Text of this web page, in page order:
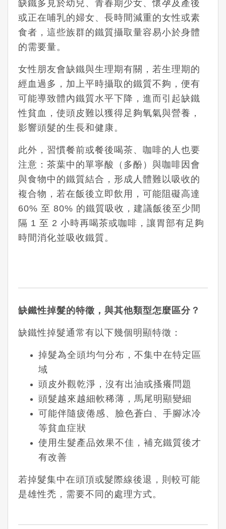
缺鐵多見於幼兒、青春期少女、懷孕及產後
或正在哺乳的婦女、長時間減重的女性或素
食者，這些族群的鐵質攝取量容易小於身體
的需要量。
女性朋友會缺鐵與生理期有關，若生理期的
經血過多，加上平時攝取的鐵質不夠，便有
可能導致體內鐵質水平下降，進而引起缺鐵
性貧血，使頭皮難以獲得足夠氧氣與營養，
影響頭髮的生長和健康。
此外，習慣餐前或餐後喝茶、咖啡的人也要
注意：茶葉中的單寧酸（多酚）與咖啡因會
與食物中的鐵質結合，形成人體難以吸收的
複合物，若在飯後立即飲用，可能阻礙高達
60% 至 80% 的鐵質吸收，建議飯後至少間
隔 1 至 2 小時再喝茶或咖啡，讓胃部有足夠
時間消化並吸收鐵質。
缺鐵性掉髮的特徵，與其他類型怎麼區分？
缺鐵性掉髮通常有以下幾個明顯特徵：
掉髮為全頭均勻分布 ，不集中在特定區
域
頭皮外觀乾淨 ，沒有出油或搔癢問題
頭髮越來越細軟稀薄 ，馬尾明顯變細
可能伴隨疲倦感、臉色蒼白、手腳冰冷
等貧血症狀
使用生髮產品效果不佳，補充鐵質後才
有改善
若掉髮集中在頭頂或髮際線後退，則較可能
是雄性禿，需要不同的處理方式。